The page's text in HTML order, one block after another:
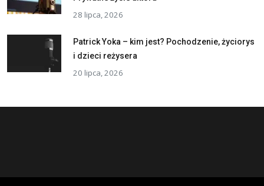
28 lipca, 2026
Patrick Yoka – kim jest? Pochodzenie, życiorys
i dzieci reżysera
20 lipca, 2026